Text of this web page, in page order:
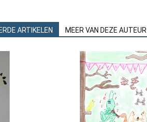
ARTIKELEN MEER VAN DEZE AUTEUR